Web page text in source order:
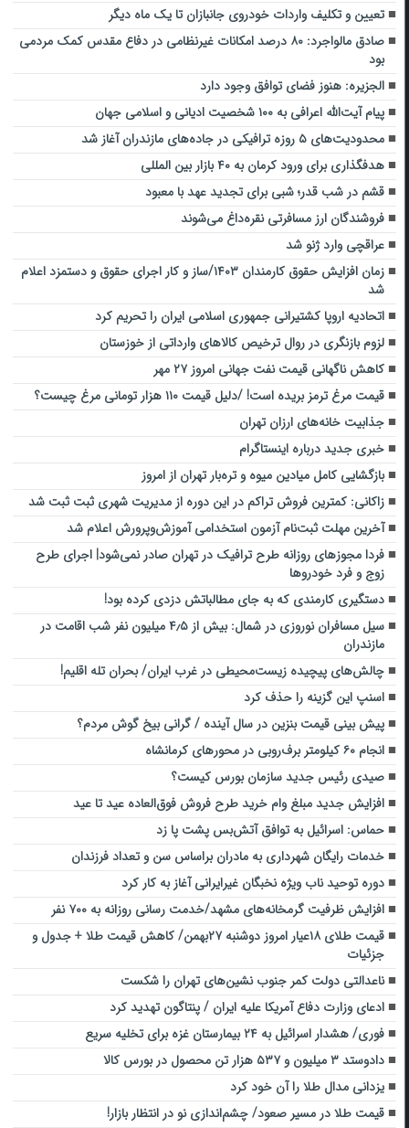
تعیین و تکلیف واردات خودروی جانبازان تا یک ماه دیگر
صادق مالواجرد: ۸۰ درصد امکانات غیرنظامی در دفاع مقدس کمک مردمی
بود
الجزیره: هنوز فضای توافق وجود دارد
پیام آیت‌الله اعرافی به ۱۰۰ شخصیت ادیانی و اسلامی جهان
محدودیت‌های ۵ روزه ترافیکی در جاده‌های مازندران آغاز شد
هدفگذاری برای ورود کرمان به ۴۰ بازار بین المللی
قشم در شب قدر؛ شبی برای تجدید عهد با معبود
فروشندگان ارز مسافرتی نقره‌داغ می‌شوند
عراقچی وارد ژنو شد
زمان افزایش حقوق کارمندان ۱۴۰۳/ساز و کار اجرای حقوق و دستمزد اعلام
شد
اتحادیه اروپا کشتیرانی جمهوری اسلامی ایران را تحریم کرد
لزوم بازنگری در روال ترخیص کالاهای وارداتی از خوزستان
کاهش ناگهانی قیمت نفت جهانی امروز ۲۷ مهر
قیمت مرغ ترمز بریده است! /دلیل قیمت ۱۱۰ هزار تومانی مرغ چیست؟
جذابیت خانه‌های ارزان تهران
خبری جدید درباره اینستاگرام
بازگشایی کامل میادین میوه و تره‌بار تهران از امروز
زاکانی: کمترین فروش تراکم در این دوره از مدیریت شهری ثبت ثبت شد
آخرین مهلت ثبت‌نام آزمون استخدامی آموزش‌وپرورش اعلام شد
فردا مجوزهای روزانه طرح ترافیک در تهران صادر نمی‌شود| اجرای طرح
زوج و فرد خودروها
دستگیری کارمندی که به جای مطالباتش دزدی کرده بود!
سیل مسافران نوروزی در شمال: بیش از ۴٫۵ میلیون نفر شب اقامت در
مازندران
چالش‌های پیچیده‌‌ زیست‌محیطی در غرب ایران/ بحران تله اقلیم!
اسنپ این گزینه را حذف کرد
پیش بینی قیمت بنزین در سال آینده / گرانی بیخ گوش مردم؟
انجام ۶۰ کیلومتر برف‌روبی در محورهای کرمانشاه
صیدی رئیس جدید سازمان بورس کیست؟
افزایش جدید مبلغ وام خرید طرح فروش فوق‌العاده عید تا عید
حماس: اسرائیل به توافق آتش‌بس پشت پا زد
خدمات رایگان شهرداری به مادران براساس سن و تعداد فرزندان
دوره توحید ناب ویژه نخبگان غیرایرانی آغاز به کار کرد
افزایش ظرفیت گرمخانه‌های مشهد/خدمت رسانی روزانه به ۷۰۰ نفر
قیمت طلای ۱۸عیار امروز دوشنبه ۲۷بهمن/ کاهش قیمت طلا + جدول و
جزئیات
ناعدالتی دولت کمر جنوب نشین‌های تهران را شکست
ادعای وزارت دفاع آمریکا علیه ایران / پنتاگون تهدید کرد
فوری/ هشدار اسرائیل به ۲۴ بیمارستان غزه برای تخلیه سریع
دادوستد ۳ میلیون و ۵۳۷ هزار تن محصول در بورس کالا
یزدانی مدال طلا را آن خود کرد
قیمت طلا در مسیر صعود/ چشم‌اندازی نو در انتظار بازار!